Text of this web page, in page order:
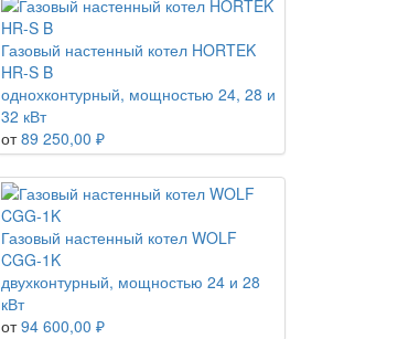
Газовый настенный котел HORTEK
HR-S B
однохконтурный, мощностью 24, 28 и
32 кВт
от 89 250,00 ₽
Газовый настенный котел WOLF
CGG-1K
двухконтурный, мощностью 24 и 28
кВт
от 94 600,00 ₽